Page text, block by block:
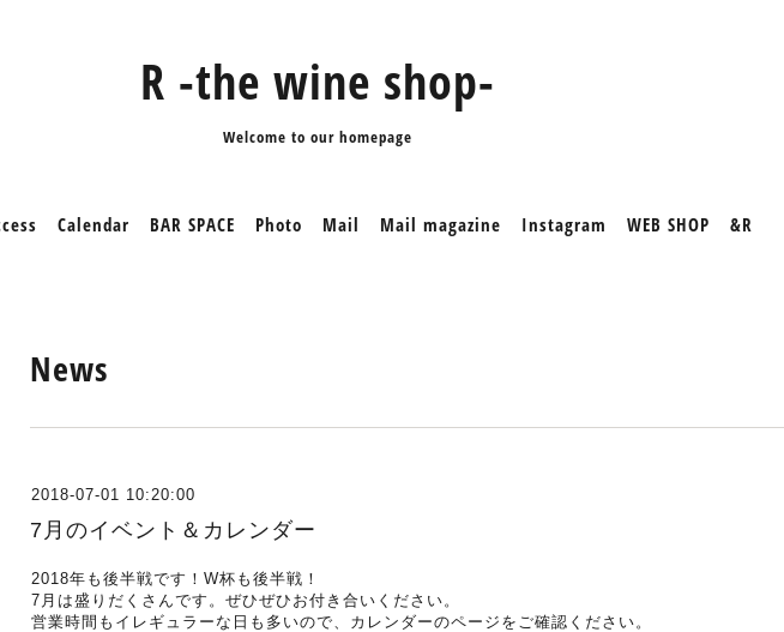
R -the wine shop-
Welcome to our homepage
Calendar BAR SPACE Photo Mail Mail magazine Instagram WEB SHOP &R
News
2018-07-01 10:20:00
7月のイベント＆カレンダー
2018年も後半戦です！W杯も後半戦！
7月は盛りだくさんです。ぜひぜひお付き合いください。
営業時間もイレギュラーな日も多いので、カレンダーのページをご確認ください。